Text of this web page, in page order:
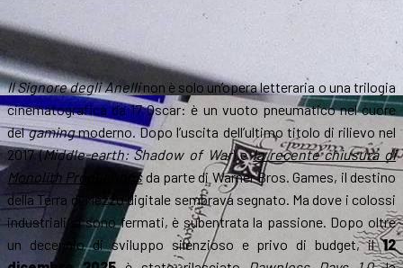
Il Signore degli Anellinon è solo un’opera letteraria o una trilogia
cinematografica da 17 Oscar: è un vuoto pneumatico nel cuore
delgamingmoderno. Dopo l’uscita dell’ultimo titolo di rilievo nel
2017 (Middle-earth: Shadow of War) ela recente chiusura di
Monolith Productionsda parte di Warner Bros. Games, il destino
della Terra di Mezzo digitale sembrava segnato. Ma dove i colossi
industriali si sono fermati, è subentrata la passione. Dopo oltre
un decennio di sviluppo silenzioso e privo di budget, il12